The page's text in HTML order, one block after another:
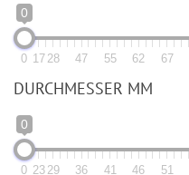
0
0 17 28 47 55 62 67
DURCHMESSER MM
0
0 23 29 36 41 46 51